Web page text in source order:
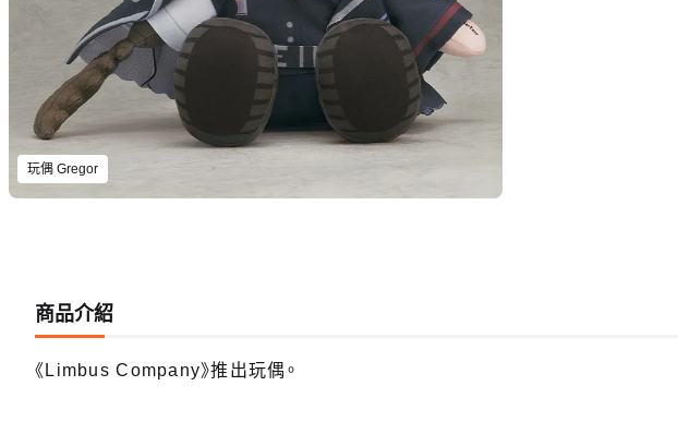
玩偶 Gregor
商品介紹
《Limbus Company》推出玩偶。